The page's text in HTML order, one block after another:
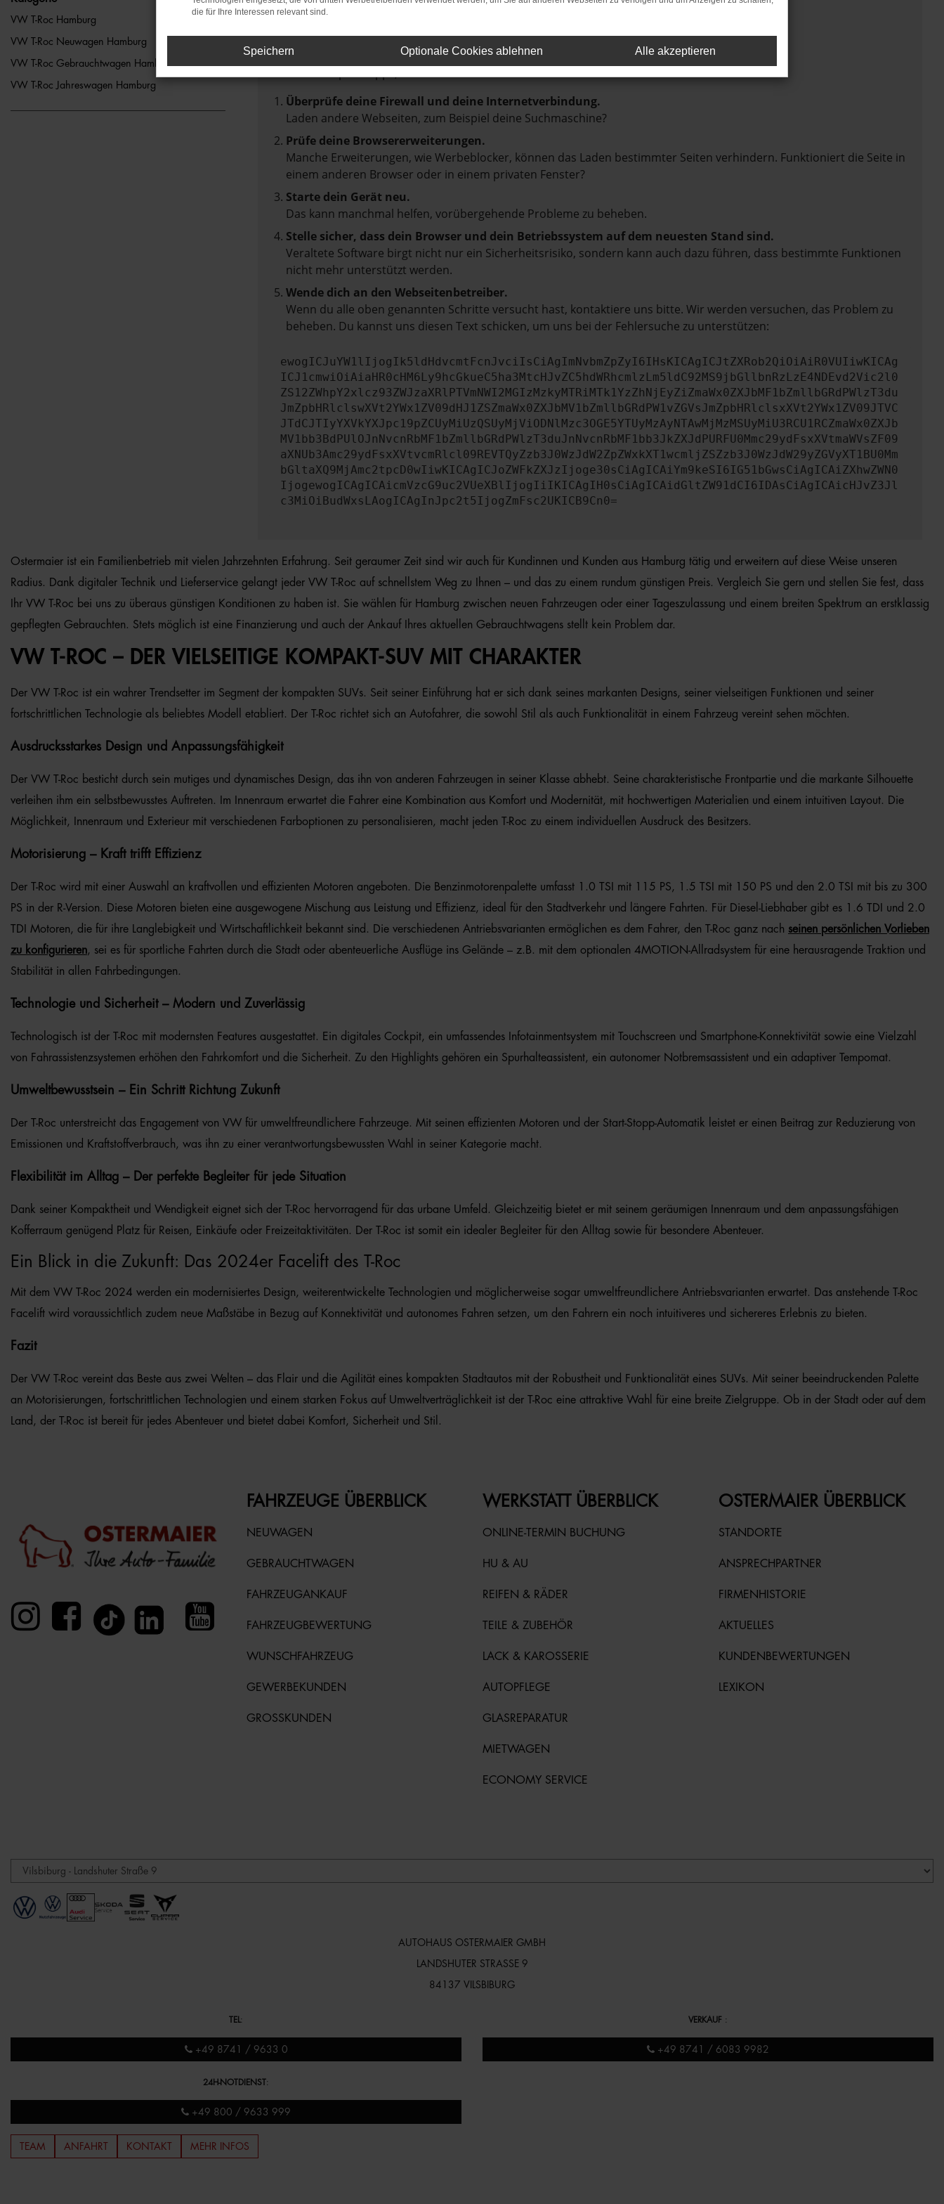
VW T-Roc Hamburg
VW T-Roc Neuwagen Hamburg
VW T-Roc Gebrauchtwagen Hamburg
VW T-Roc Jahreswagen Hamburg
Beim Laden ist ein Fehler aufgetreten.
Hier sind ein paar Tipps, die dir helfen können:
Überprüfe deine Firewall und deine Internetverbindung.
Laden andere Webseiten, zum Beispiel deine Suchmaschine?
Prüfe deine Browsererweiterungen.
Manche Erweiterungen, wie Werbeblocker, können das Laden bestimmter Seiten verhindern. Funktioniert die Seite in
einem anderen Browser oder in einem privaten Fenster?
Starte dein Gerät neu.
Das kann manchmal helfen, vorübergehende Probleme zu beheben.
Stelle sicher, dass dein Browser und dein Betriebssystem auf dem neuesten Stand sind.
Veraltete Software birgt nicht nur ein Sicherheitsrisiko, sondern kann auch dazu führen, dass bestimmte Funktionen
nicht mehr unterstützt werden.
Wende dich an den Webseitenbetreiber.
Wenn du alle oben genannten Schritte versucht hast, kontaktiere uns bitte. Wir werden versuchen, das Problem zu
beheben. Du kannst uns diesen Text schicken, um uns bei der Fehlersuche zu unterstützen:
ewogICJuYW1lIjogIk5ldHdvcmtFcnJvciIsCiAgImNvbmZpZyI6IHsKICAgICJtZXRob2QiOiAiR0VUIiwKICAg
ICJ1cmwiOiAiaHR0cHM6Ly9hcGkueC5ha3MtcHJvZC5hdWRhcmlzLm5ldC92MS9jbGllbnRzLzE4NDEvd2Vic2l0
ZS12ZWhpY2xlcz93ZWJzaXRlPTVmNWI2MGIzMzkyMTRiMTk1YzZhNjEyZiZmaWx0ZXJbMF1bZmllbGRdPWlzT3du
JmZpbHRlclswXVt2YWx1ZV09dHJ1ZSZmaWx0ZXJbMV1bZmllbGRdPW1vZGVsJmZpbHRlclsxXVt2YWx1ZV09JTVC
JTdCJTIyYXVkYXJpc19pZCUyMiUzQSUyMjViODNlMzc3OGE5YTUyMzAyNTAwMjMzMSUyMiU3RCU1RCZmaWx0ZXJb
MV1bb3BdPUlOJnNvcnRbMF1bZmllbGRdPWlzT3duJnNvcnRbMF1bb3JkZXJdPURFU0Mmc29ydFsxXVtmaWVsZF09
aXNUb3Amc29ydFsxXVtvcmRlcl09REVTQyZzb3J0WzJdW2ZpZWxkXT1wcmljZSZzb3J0WzJdW29yZGVyXT1BU0Mm
bGltaXQ9MjAmc2tpcD0wIiwKICAgICJoZWFkZXJzIjoge30sCiAgICAiYm9keSI6IG51bGwsCiAgICAiZXhwZWN0
IjogewogICAgICAicmVzcG9uc2VUeXBlIjogIiIKICAgIH0sCiAgICAidGltZW91dCI6IDAsCiAgICAicHJvZ3Jl
c3MiOiBudWxsLAogICAgInJpc2t5IjogZmFsc2UKICB9Cn0=
Ostermaier ist ein Familienbetrieb mit vielen Jahrzehnten Erfahrung. Seit geraumer Zeit sind wir auch für Kundinnen und Kunden aus Hamburg tätig und erweitern auf diese Weise unseren
Radius. Dank digitaler Technik und Lieferservice gelangt jeder VW T-Roc auf schnellstem Weg zu Ihnen – und das zu einem rundum günstigen Preis. Vergleich Sie gern und stellen Sie fest, dass
Ihr VW T-Roc bei uns zu überaus günstigen Konditionen zu haben ist. Sie wählen für Hamburg zwischen neuen Fahrzeugen oder einer Tageszulassung und einem breiten Spektrum an erstklassig
gepflegten Gebrauchten. Stets möglich ist eine Finanzierung und auch der Ankauf Ihres aktuellen Gebrauchtwagens stellt kein Problem dar.
VW T-ROC – DER VIELSEITIGE KOMPAKT-SUV MIT CHARAKTER
Der VW T-Roc ist ein wahrer Trendsetter im Segment der kompakten SUVs. Seit seiner Einführung hat er sich dank seines markanten Designs, seiner vielseitigen Funktionen und seiner
fortschrittlichen Technologie als beliebtes Modell etabliert. Der T-Roc richtet sich an Autofahrer, die sowohl Stil als auch Funktionalität in einem Fahrzeug vereint sehen möchten.
Ausdrucksstarkes Design und Anpassungsfähigkeit
Der VW T-Roc besticht durch sein mutiges und dynamisches Design, das ihn von anderen Fahrzeugen in seiner Klasse abhebt. Seine charakteristische Frontpartie und die markante Silhouette
verleihen ihm ein selbstbewusstes Auftreten. Im Innenraum erwartet die Fahrer eine Kombination aus Komfort und Modernität, mit hochwertigen Materialien und einem intuitiven Layout. Die
Möglichkeit, Innenraum und Exterieur mit verschiedenen Farboptionen zu personalisieren, macht jeden T-Roc zu einem individuellen Ausdruck des Besitzers.
Motorisierung – Kraft trifft Effizienz
Der T-Roc wird mit einer Auswahl an kraftvollen und effizienten Motoren angeboten. Die Benzinmotorenpalette umfasst 1.0 TSI mit 115 PS, 1.5 TSI mit 150 PS und den 2.0 TSI mit bis zu 300
PS in der R-Version. Diese Motoren bieten eine ausgewogene Mischung aus Leistung und Effizienz, ideal für den Stadtverkehr und längere Fahrten. Für Diesel-Liebhaber gibt es 1.6 TDI und 2.0
TDI Motoren, die für ihre Langlebigkeit und Wirtschaftlichkeit bekannt sind. Die verschiedenen Antriebsvarianten ermöglichen es dem Fahrer, den T-Roc ganz nach seinen persönlichen Vorlieben
zu konfigurieren, sei es für sportliche Fahrten durch die Stadt oder abenteuerliche Ausflüge ins Gelände – z.B. mit dem optionalen 4MOTION-Allradsystem für eine herausragende Traktion und
Stabilität in allen Fahrbedingungen.
Technologie und Sicherheit – Modern und Zuverlässig
Technologisch ist der T-Roc mit modernsten Features ausgestattet. Ein digitales Cockpit, ein umfassendes Infotainmentsystem mit Touchscreen und Smartphone-Konnektivität sowie eine Vielzahl
von Fahrassistenzsystemen erhöhen den Fahrkomfort und die Sicherheit. Zu den Highlights gehören ein Spurhalteassistent, ein autonomer Notbremsassistent und ein adaptiver Tempomat.
Umweltbewusstsein – Ein Schritt Richtung Zukunft
Der T-Roc unterstreicht das Engagement von VW für umweltfreundlichere Fahrzeuge. Mit seinen effizienten Motoren und der Start-Stopp-Automatik leistet er einen Beitrag zur Reduzierung von
Emissionen und Kraftstoffverbrauch, was ihn zu einer verantwortungsbewussten Wahl in seiner Kategorie macht.
Flexibilität im Alltag – Der perfekte Begleiter für jede Situation
Dank seiner Kompaktheit und Wendigkeit eignet sich der T-Roc hervorragend für das urbane Umfeld. Gleichzeitig bietet er mit seinem geräumigen Innenraum und dem anpassungsfähigen
Kofferraum genügend Platz für Reisen, Einkäufe oder Freizeitaktivitäten. Der T-Roc ist somit ein idealer Begleiter für den Alltag sowie für besondere Abenteuer.
Ein Blick in die Zukunft: Das 2024er Facelift des T-Roc
Mit dem VW T-Roc 2024 werden ein modernisiertes Design, weiterentwickelte Technologien und möglicherweise sogar umweltfreundlichere Antriebsvarianten erwartet. Das anstehende T-Roc
Facelift wird voraussichtlich zudem neue Maßstäbe in Bezug auf Konnektivität und autonomes Fahren setzen, um den Fahrern ein noch intuitiveres und sichereres Erlebnis zu bieten.
Fazit
Der VW T-Roc vereint das Beste aus zwei Welten – das Flair und die Agilität eines kompakten Stadtautos mit der Robustheit und Funktionalität eines SUVs. Mit seiner beeindruckenden Palette
an Motorisierungen, fortschrittlichen Technologien und einem starken Fokus auf Umweltverträglichkeit ist der T-Roc eine attraktive Wahl für eine breite Zielgruppe. Ob in der Stadt oder auf dem
Land, der T-Roc ist bereit für jedes Abenteuer und bietet dabei Komfort, Sicherheit und Stil.
FAHRZEUGE ÜBERBLICK
NEUWAGEN
GEBRAUCHTWAGEN
FAHRZEUGANKAUF
FAHRZEUGBEWERTUNG
WUNSCHFAHRZEUG
GEWERBEKUNDEN
GROSSKUNDEN
WERKSTATT ÜBERBLICK
ONLINE-TERMIN BUCHUNG
HU & AU
REIFEN & RÄDER
TEILE & ZUBEHÖR
LACK & KAROSSERIE
AUTOPFLEGE
GLASREPARATUR
MIETWAGEN
ECONOMY SERVICE
OSTERMAIER ÜBERBLICK
STANDORTE
ANSPRECHPARTNER
FIRMENHISTORIE
AKTUELLES
KUNDENBEWERTUNGEN
LEXIKON
AUTOHAUS OSTERMAIER GMBH
LANDSHUTER STRASSE 9
84137 VILSBIBURG
TEL :
+49 8741 / 9633 0
VERKAUF :
+49 8741 / 6083 9982
24H-NOTDIENST:
+49 800 / 9633 999
TEAM ANFAHRT KONTAKT MEHR INFOS
die für Ihre Interessen relevant sind.
Speichern Optionale Cookies ablehnen Alle akzeptieren